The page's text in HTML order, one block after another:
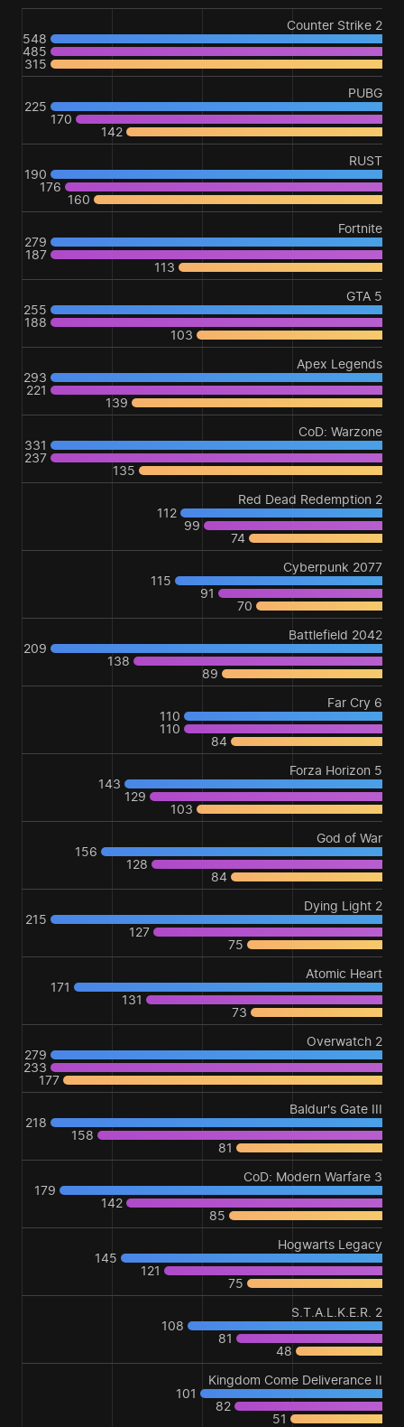
Counter Strike 2
548
485
315
PUBG
225
170
142
RUST
190
176
160
Fortnite
279
187
113
GTA 5
255
188
103
Apex Legends
293
221
139
CoD: Warzone
331
237
135
Red Dead Redemption 2
112
99
74
Cyberpunk 2077
115
91
70
Battlefield 2042
209
138
89
Far Cry 6
110
110
84
Forza Horizon 5
143
129
103
God of War
156
128
84
Dying Light 2
215
127
75
Atomic Heart
171
131
73
Overwatch 2
279
233
177
Baldur's Gate III
218
158
81
CoD: Modern Warfare 3
179
142
85
Hogwarts Legacy
145
121
75
S.T.A.L.K.E.R. 2
108
81
48
Kingdom Come Deliverance II
101
82
51